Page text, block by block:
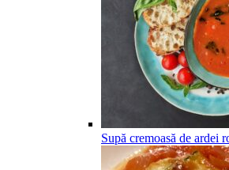
Supă cremoasă de ardei